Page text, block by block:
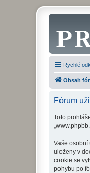
Rychlé
Obsah
Fórum
Toto
Vaše osobní
uloženy v
cookie se
pohybu po